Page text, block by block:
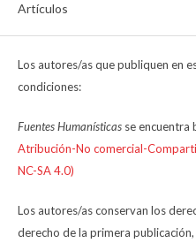
Artículos
Los autores/as que publiquen en
condiciones:
Fuentes Humanísticas se encuentra
Atribución-No comercial-
NC-SA 4.0)
Los autores/as conservan los
derecho de la primera